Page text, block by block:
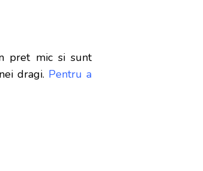
pret mic si sunt
dragi. Pentru a